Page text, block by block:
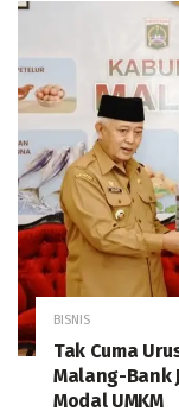
BISNIS
Tak Cuma
Malang-Bank
Modal UMKM